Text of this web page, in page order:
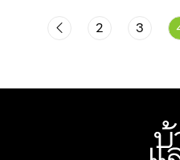
มุ่งเน้นสร้างทีมงานให้แข็งแ
โอกาสทางการตลาดใหม่ๆ โด
โอกาสใหม่ๆ ของตลาดระดับบ
เป็นสินค้าอุปโภคบริโภค สินค้
ใหม่ที่ยังไม่เคยมีใครนำเสนอ
พร้อมกับการกำหนดช่องเปิด
ธรรมชาติโดยรอบ รวมไปถึง
บ้านของคนต่างวัยหลังนี้ มีคว
พื้นที่หลักของบ้านหลังนี้ คือโ
ของบ้าน พื้นที่นี้ตั้งอยู่กลางโ
2 3